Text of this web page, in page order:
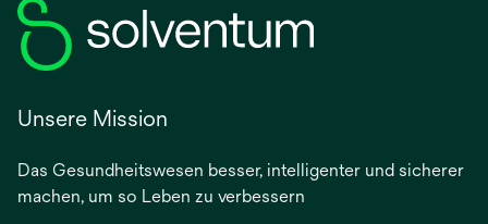
Unsere Mission
Das Gesundheitswesen besser, intelligenter und sicherer
machen, um so Leben zu verbessern